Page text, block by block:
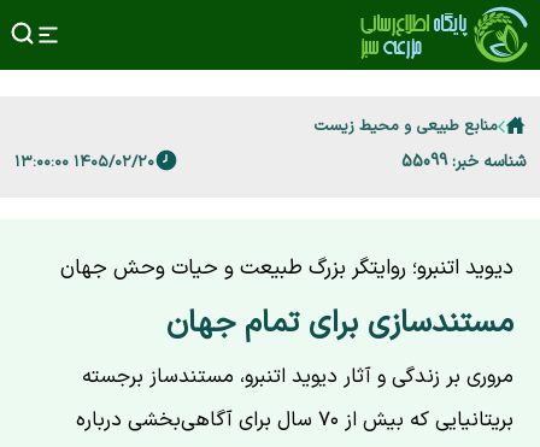
منابع طبیعی و محیط زیست
شناسه خبر: 55099 ۱۴۰۵/۰۲/۲۰ ۱۳:۰۰:۰۰
دیوید اتنبرو؛ روایتگر بزرگ طبیعت و حیات وحش جهان
مستندسازی برای تمام جهان
مروری بر زندگی و آثار دیوید اتنبرو، مستندساز برجسته
بریتانیایی که بیش از ۷۰ سال برای آگاهی‌بخشی درباره